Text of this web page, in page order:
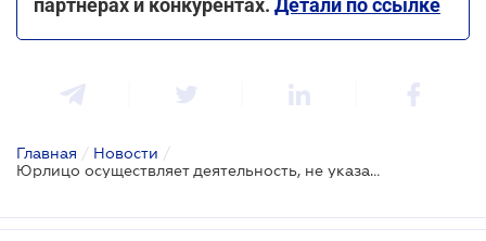
Главная / Новости /
Юрлицо осуществляет деятельность, не указанную в учетных данных: негативные последствия